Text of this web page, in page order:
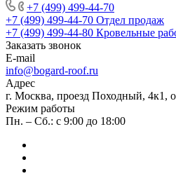
+7 (499) 499-44-70
+7 (499) 499-44-70 Отдел продаж
+7 (499) 499-44-80 Кровельные
Заказать звонок
E-mail
info@bogard-roof.ru
Адрес
г. Москва, проезд Походный,
Режим работы
Пн. – Сб.: с 9:00 до 18:00